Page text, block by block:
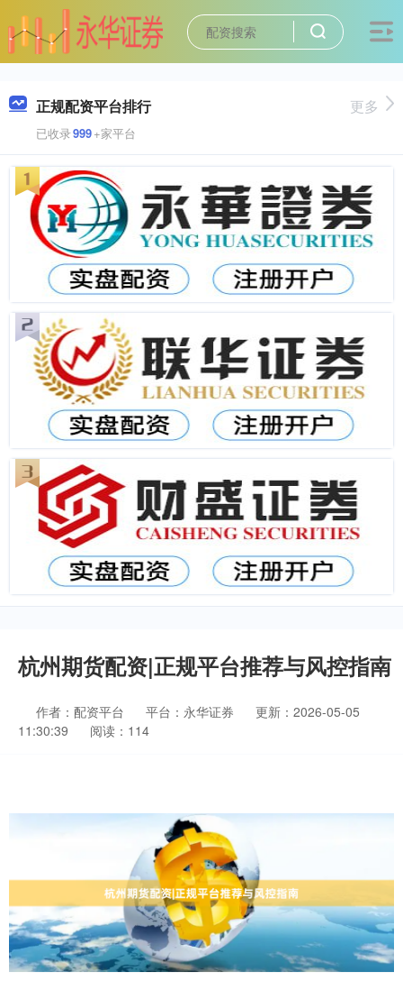
正规配资平台排行
已收录999+家平台
更多
杭州期货配资|正规平台推荐与风控指南
作者：配资平台 平台：永华证券
更新：2026-05-05
11:30:39
阅读：114